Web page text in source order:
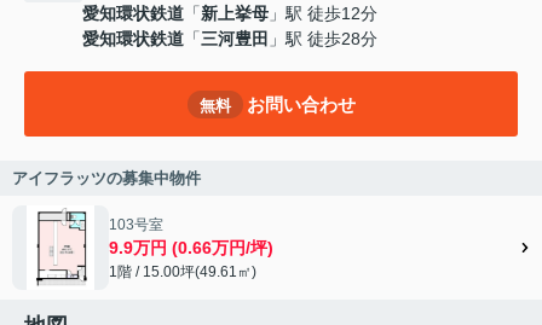
愛知環状鉄道 「新上挙母 」駅 徒歩12分
愛知環状鉄道 「三河豊田 」駅 徒歩28分
無料 お問い合わせ
アイフラッツの募集中物件
103号室
9.9万円 (0.66万円/坪)
1階 / 15.00坪(49.61㎡)